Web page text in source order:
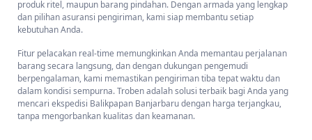
produk ritel, maupun barang pindahan. Dengan armada yang lengkap
dan pilihan asuransi pengiriman, kami siap membantu setiap
kebutuhan Anda.
Fitur pelacakan real-time memungkinkan Anda memantau perjalanan
barang secara langsung, dan dengan dukungan pengemudi
berpengalaman, kami memastikan pengiriman tiba tepat waktu dan
dalam kondisi sempurna. Troben adalah solusi terbaik bagi Anda yang
mencari ekspedisi Balikpapan Banjarbaru dengan harga terjangkau,
tanpa mengorbankan kualitas dan keamanan.